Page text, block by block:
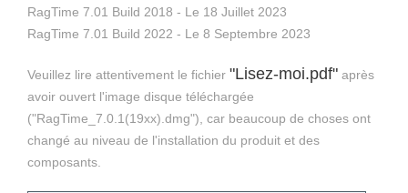
RagTime 7.01 Build 2018 - Le 18 Juillet 2023
RagTime 7.01 Build 2022 - Le 8 Septembre 2023
Veuillez lire attentivement le fichier "Lisez-moi.pdf" après
avoir ouvert l'image disque téléchargée
("RagTime_7.0.1(19xx).dmg"), car beaucoup de choses ont
changé au niveau de l'installation du produit et des
composants.